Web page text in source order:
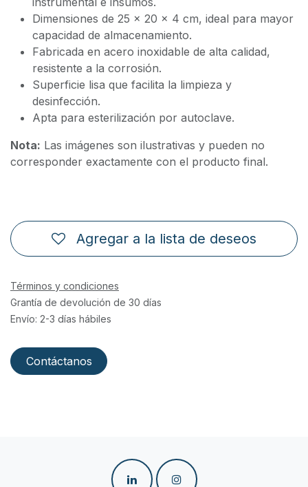
Dimensiones de 25 x 20 x 4 cm, ideal para mayor
capacidad de almacenamiento.
Fabricada en acero inoxidable de alta calidad,
resistente a la corrosión.
Superficie lisa que facilita la limpieza y
desinfección.
Apta para esterilización por autoclave.
Nota: Las imágenes son ilustrativas y pueden no
corresponder exactamente con el producto final.
Agregar a la lista de deseos
Términos y condiciones
Grantía de devolución de 30 días
Envío: 2-3 días hábiles
Contáctanos